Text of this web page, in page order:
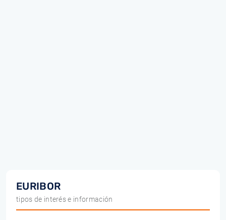
EURIBOR
tipos de interés e información